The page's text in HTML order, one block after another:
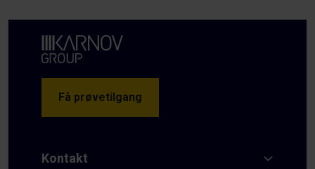
Få prøvetilgang
Kontakt